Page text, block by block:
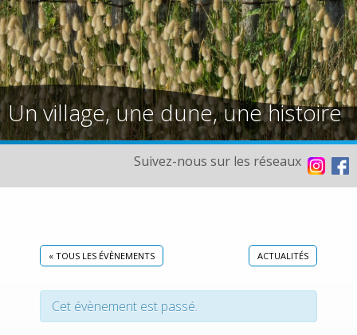
Un village, une dune, une histoire
Suivez-nous sur les réseaux
« TOUS LES ÉVÈNEMENTS ACTUALITÉS
Cet évènement est passé.